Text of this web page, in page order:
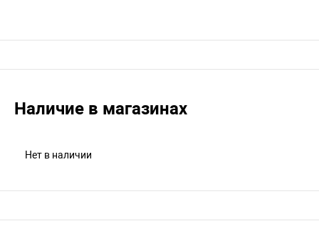
Наличие в магазинах
Нет в наличии